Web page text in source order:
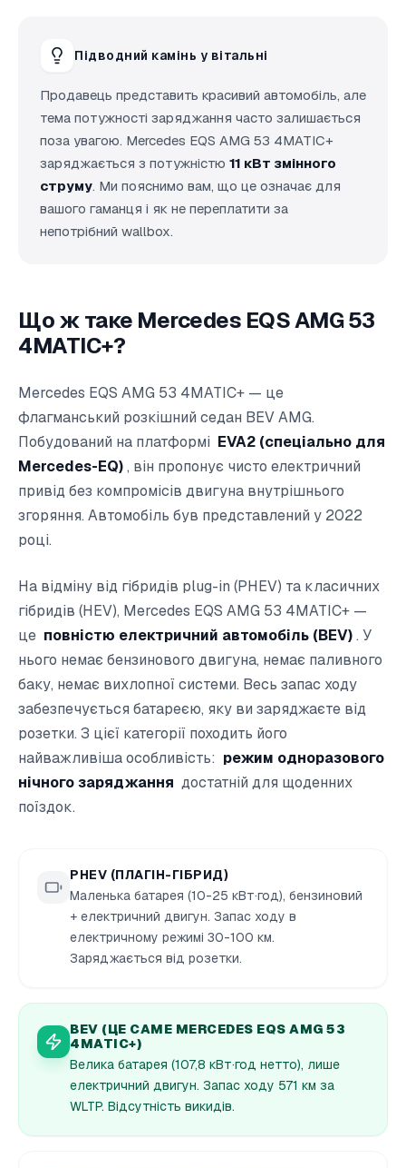
Підводний камінь у вітальні
Продавець представить красивий автомобіль, але
тема потужності заряджання часто залишається
поза увагою. Mercedes EQS AMG 53 4MATIC+
заряджається з потужністю 11 кВт змінного
струму. Ми пояснимо вам, що це означає для
вашого гаманця і як не переплатити за
непотрібний wallbox.
Що ж таке Mercedes EQS AMG 53
4MATIC+?
Mercedes EQS AMG 53 4MATIC+ — це
флагманський розкішний седан BEV AMG.
Побудований на платформі EVA2 (спеціально для
Mercedes-EQ), він пропонує чисто електричний
привід без компромісів двигуна внутрішнього
згоряння. Автомобіль був представлений у 2022
році.
На відміну від гібридів plug-in (PHEV) та класичних
гібридів (HEV), Mercedes EQS AMG 53 4MATIC+ —
це повністю електричний автомобіль (BEV). У
нього немає бензинового двигуна, немає паливного
баку, немає вихлопної системи. Весь запас ходу
забезпечується батареєю, яку ви заряджаєте від
розетки. З цієї категорії походить його
найважливіша особливість: режим одноразового
нічного заряджання достатній для щоденних
поїздок.
PHEV (ПЛАГІН-ГІБРИД)
Маленька батарея (10-25 кВт·год), бензиновий
+ електричний двигун. Запас ходу в
електричному режимі 30-100 км.
Заряджається від розетки.
BEV (ЦЕ САМЕ MERCEDES EQS AMG 53
4MATIC+)
Велика батарея (107,8 кВт·год нетто), лише
електричний двигун. Запас ходу 571 км за
WLTP. Відсутність викидів.